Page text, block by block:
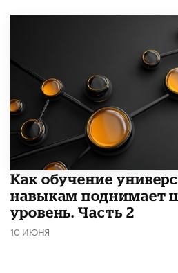
​Как обучение
навыкам поднимает
уровень. Часть 2
10 ИЮНЯ